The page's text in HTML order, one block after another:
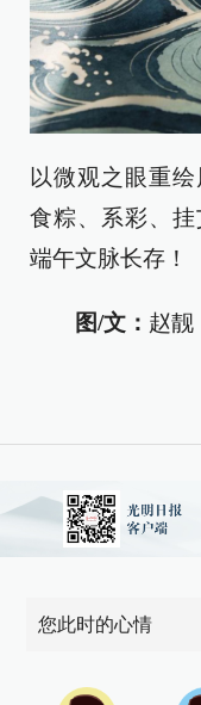
以微观之眼重
食粽、系彩、
端午文脉长存！
图/文： 赵靓
您此时的心情